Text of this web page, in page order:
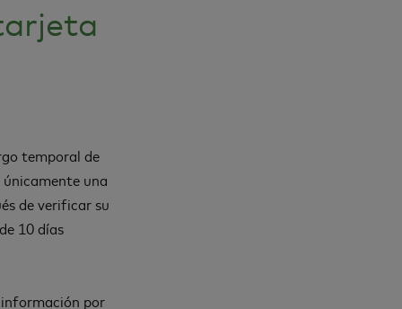
temporal de
una
de verificar su
10 días
por